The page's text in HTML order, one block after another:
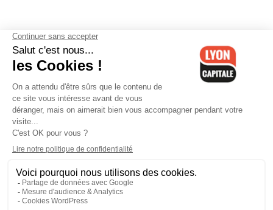
Contactez-nous-Mentions légales-CGV-Politique de
confidentialité-Gestion des cookies